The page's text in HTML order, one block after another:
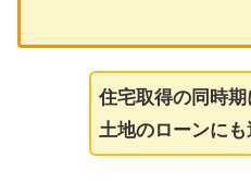
住宅取得の同時
土地のローンにも